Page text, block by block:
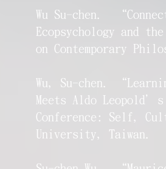
Wu Su-chen.
Ecopsychology and
on Contemporary
Wu, Su-chen.
Meets Aldo
Conference: Self,
University, Taiwan.